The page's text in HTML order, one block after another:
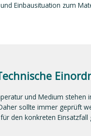
Einbausituation zum
und Medium stehen
sollte immer geprüft
den konkreten Einsatzfall